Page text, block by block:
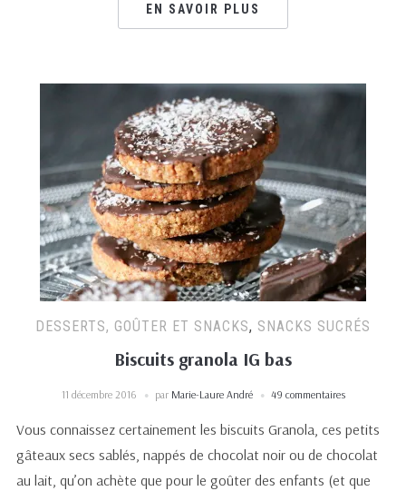
EN SAVOIR PLUS
DESSERTS, GOÛTER ET SNACKS, SNACKS SUCRÉS
Biscuits granola IG bas
11 décembre 2016 par Marie-Laure André 49 commentaires
Vous connaissez certainement les biscuits Granola, ces petits
gâteaux secs sablés, nappés de chocolat noir ou de chocolat
au lait, qu’on achète que pour le goûter des enfants (et que